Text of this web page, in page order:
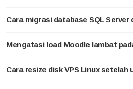
Cara migrasi database SQL Server
Mengatasi load Moodle lambat
Cara resize disk VPS Linux setelah